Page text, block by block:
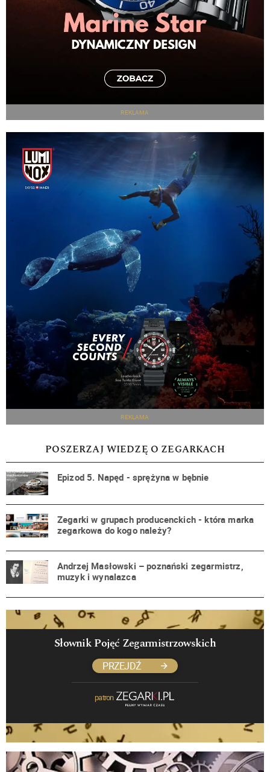
REKLAMA
REKLAMA
POSZERZAJ WIEDZĘ O ZEGARKACH
Epizod 5. Napęd - sprężyna w bębnie
Zegarki w grupach producenckich - która marka
zegarkowa do kogo należy?
Andrzej Masłowski – poznański zegarmistrz,
muzyk i wynalazca
Słownik Pojęć Zegarmistrzowskich
PRZEJDŹ
patron